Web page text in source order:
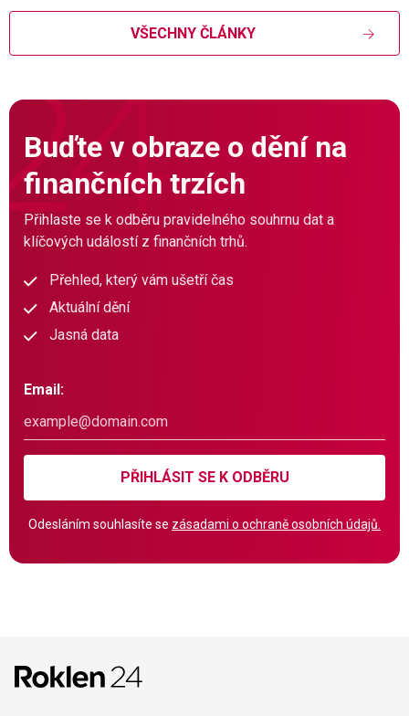
VŠECHNY ČLÁNKY
Buďte v obraze o dění na
finančních trzích
Přihlaste se k odběru pravidelného souhrnu dat a
klíčových událostí z finančních trhů.
Přehled, který vám ušetří čas
Aktuální dění
Jasná data
Email:
PŘIHLÁSIT SE K ODBĚRU
Odesláním souhlasíte se zásadami o ochraně osobních údajů.